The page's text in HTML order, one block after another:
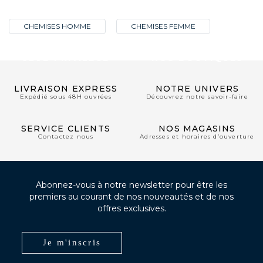
CHEMISES HOMME CHEMISES FEMME
LIVRAISON EXPRESS
Expédié sous 48H ouvrées
NOTRE UNIVERS
Découvrez notre savoir-faire
SERVICE CLIENTS
Contactez nous
NOS MAGASINS
Adresses et horaires d’ouverture
Abonnez-vous à notre newsletter pour être les
premiers au courant de nos nouveautés et de nos
offres exclusives.
Je m'inscris